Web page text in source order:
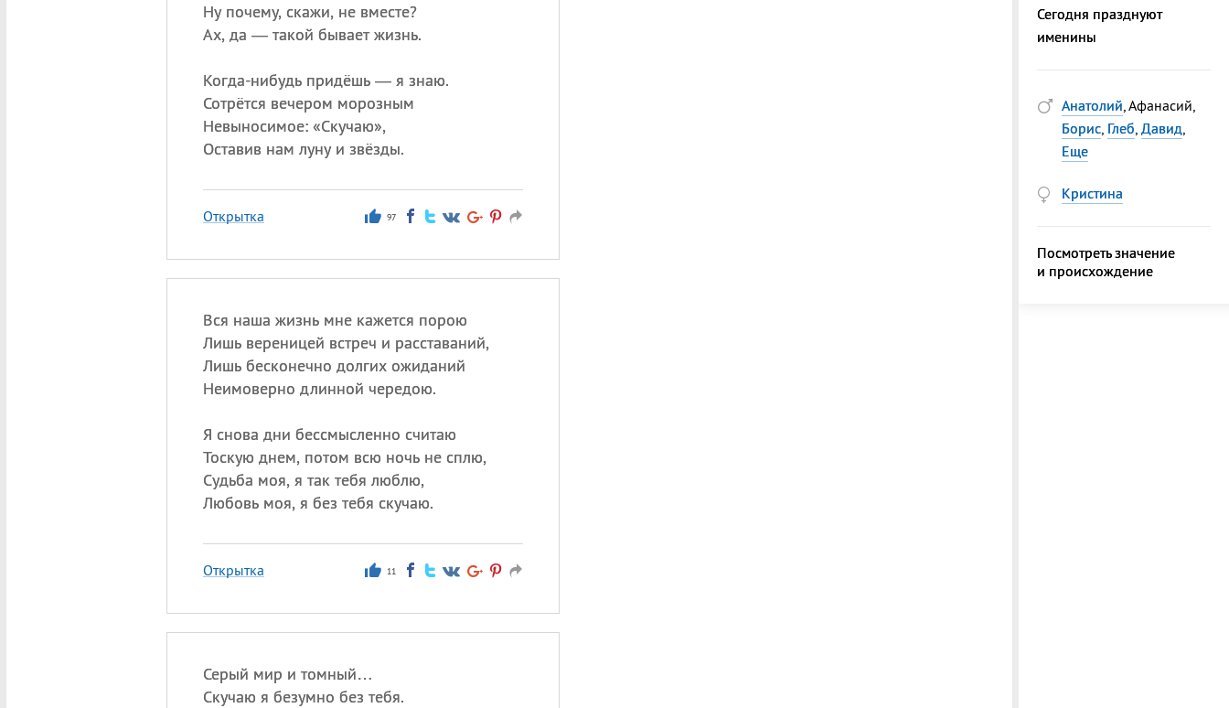
Ну почему, скажи, не вместе?
Ах, да — такой бывает жизнь.
Когда-нибудь придёшь — я знаю.
Сотрётся вечером морозным
Невыносимое: «Скучаю»,
Оставив нам луну и звёзды.
Открытка 97
Вся наша жизнь мне кажется порою
Лишь вереницей встреч и расставаний,
Лишь бесконечно долгих ожиданий
Неимоверно длинной чередою.
Я снова дни бессмысленно считаю
Тоскую днем, потом всю ночь не сплю,
Судьба моя, я так тебя люблю,
Любовь моя, я без тебя скучаю.
Открытка 11
Серый мир и томный…
Скучаю я безумно без тебя.
Сегодня празднуют
именины
Анатолий, Афанасий,
Борис, Глеб, Давид,
Еще
Кристина
Посмотреть значение
и происхождение